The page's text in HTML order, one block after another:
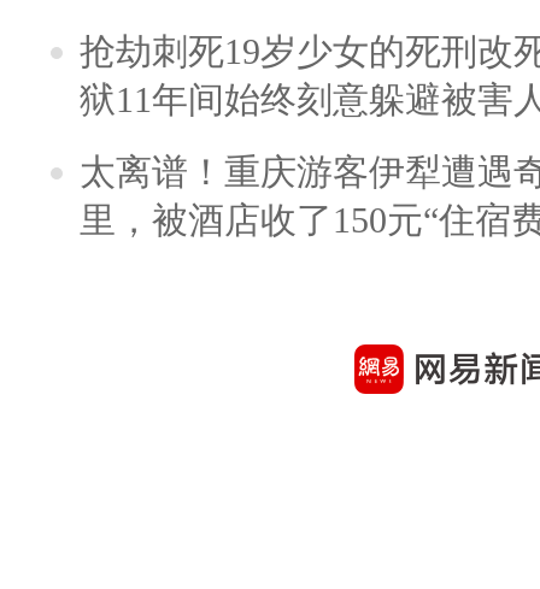
抢劫刺死19岁少女的死刑改
狱11年间始终刻意躲避被害
太离谱！重庆游客伊犁遭遇
里，被酒店收了150元“住宿